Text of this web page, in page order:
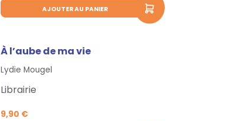
AJOUTER AU PANIER
À l’aube de ma vie
Lydie Mougel
Librairie
9,90 €